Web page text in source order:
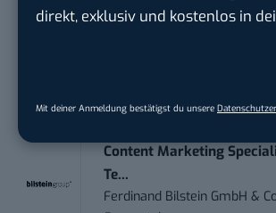
direkt, exklusiv und kostenlos in
Mit deiner Anmeldung bestätigst du unsere
Content Marketing
Te...
Ferdinand Bilstein GmbH &